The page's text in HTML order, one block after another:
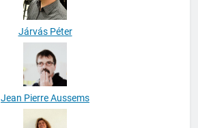
Járvás Péter
Jean Pierre Aussems